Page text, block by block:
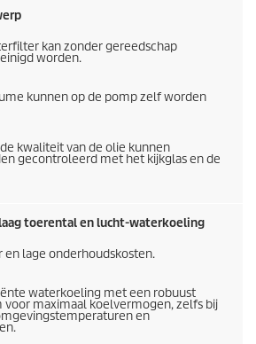
kan zonder gereedschap
worden.
kunnen op de pomp zelf worden
kwaliteit van de olie kunnen
gecontroleerd met het kijkglas en de
toerental en lucht-waterkoeling
en lage onderhoudskosten.
waterkoeling met een robuust
maximaal koelvermogen, zelfs bij
en